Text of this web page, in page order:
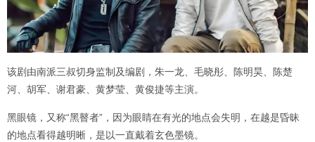
该剧由南派三叔切身监制及编剧，朱一龙、毛晓彤、陈明昊、陈楚
河、胡军、谢君豪、黄梦莹、黄俊捷等主演。
黑眼镜，又称“黑瞽者”，因为眼睛在有光的地点会失明，在越是昏昧
的地点看得越明晰，是以一直戴着玄色墨镜。